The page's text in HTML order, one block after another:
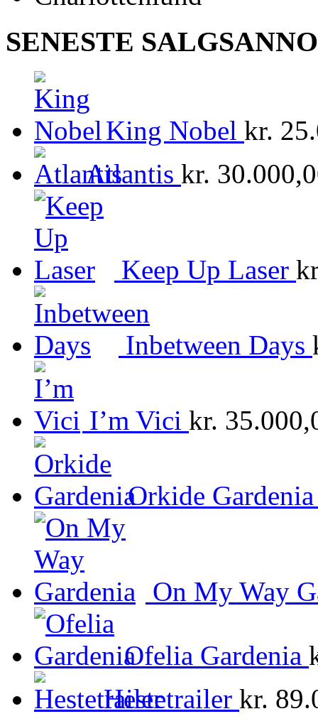
SENESTE
King Nobel kr.
Atlantis kr.
Keep Up Laser
Inbetween Days
I’m Vici kr.
Orkide Gardenia
On My Way
Ofelia Gardenia
Hestetrailer kr.